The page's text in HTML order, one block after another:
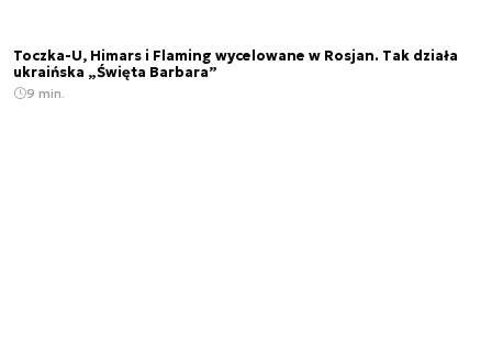
Toczka-U, Himars i Flaming wycelowane w Rosjan. Tak działa
ukraińska „Święta Barbara”
9 min.